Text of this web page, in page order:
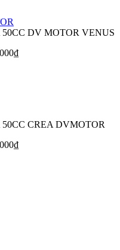
50CC DV MOTOR VENUS
CREA DVMOTOR